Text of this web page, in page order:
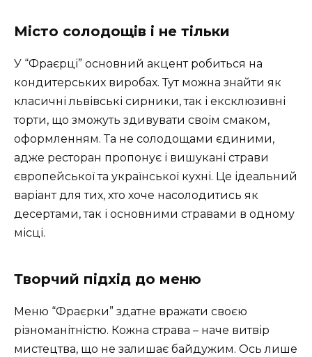
Місто солодощів і не тільки
У “Фраєрці” основний акцент робиться на
кондитерських виробах. Тут можна знайти як
класичні львівські сирники, так і ексклюзивні
торти, що зможуть здивувати своїм смаком,
оформленням. Та не солодощами єдиними,
адже ресторан пропонує і вишукані страви
європейської та української кухні. Це ідеальний
варіант для тих, хто хоче насолодитись як
десертами, так і основними стравами в одному
місці.
Творчий підхід до меню
Меню “Фраєрки” здатне вражати своєю
різноманітністю. Кожна страва – наче витвір
мистецтва, що не залишає байдужим. Ось лише